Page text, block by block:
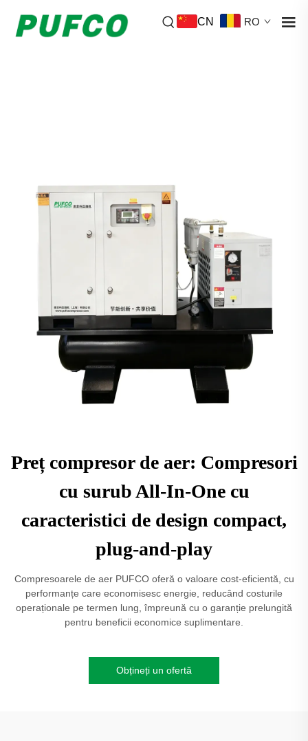
CN RO
Preț compresor de aer: Compresori
cu surub All-In-One cu
caracteristici de design compact,
plug-and-play
Compresoarele de aer PUFCO oferă o valoare cost-eficientă, cu
performanțe care economisesc energie, reducând costurile
operaționale pe termen lung, împreună cu o garanție prelungită
pentru beneficii economice suplimentare.
Obțineți un ofertă